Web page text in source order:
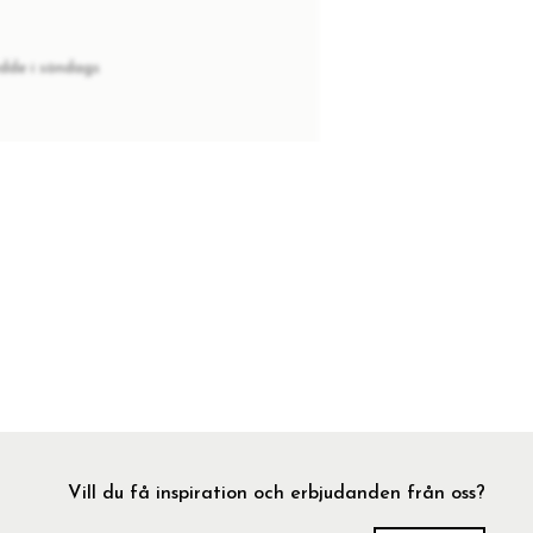
i söndags
Vill du få inspiration och erbjudanden från oss?